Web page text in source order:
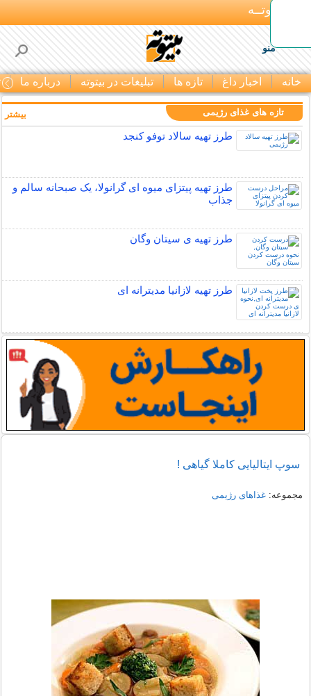
بـیتوتــه
منو
خانه اخبار داغ تازه ها تبلیغات در بیتوته درباره ما
تازه های غذای رژیمی
طرز تهیه سالاد توفو کنجد
طرز تهیه پیتزای میوه ای گرانولا، یک صبحانه سالم و
جذاب
طرز تهیه ی سیتان وگان
طرز تهیه لازانیا مدیترانه ای
بیشتر
سوپ ایتالیایی کاملا گیاهی !
مجموعه:غذاهای رژیمی